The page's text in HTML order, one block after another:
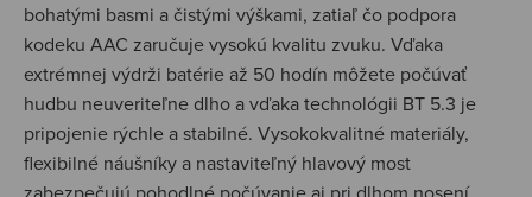
bohatými basmi a čistými výškami, zatiaľ čo podpora
kodeku AAC zaručuje vysokú kvalitu zvuku. Vďaka
extrémnej výdrži batérie až 50 hodín môžete počúvať
hudbu neuveriteľne dlho a vďaka technológii BT 5.3 je
pripojenie rýchle a stabilné. Vysokokvalitné materiály,
flexibilné náušníky a nastaviteľný hlavový most